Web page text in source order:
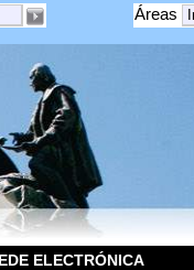
Áreas
ELECTRÓNICA